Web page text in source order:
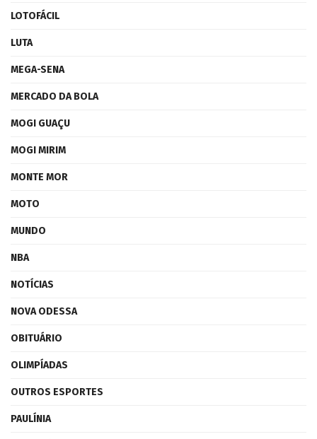
LOTOFÁCIL
LUTA
MEGA-SENA
MERCADO DA BOLA
MOGI GUAÇU
MOGI MIRIM
MONTE MOR
MOTO
MUNDO
NBA
NOTÍCIAS
NOVA ODESSA
OBITUÁRIO
OLIMPÍADAS
OUTROS ESPORTES
PAULÍNIA